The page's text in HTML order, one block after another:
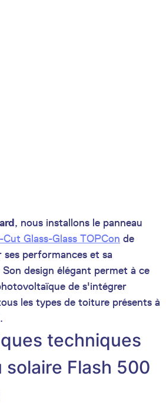
, nous installons le panneau
Glass-Glass TOPCon de
performances et sa
design élégant permet à ce
de s'intégrer
les types de toiture présents à
techniques
solaire Flash 500